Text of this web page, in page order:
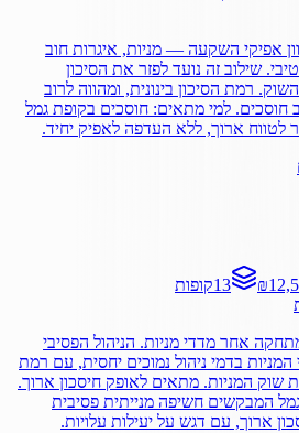
אפיקי השקעה — מניות, איגרות חוב
שילוב זה נועד לפזר את הסיכון
רמת הסיכון בינונית, ומהווה לרוב
חוסכים. למי מתאים: חוסכים בקופת גמל
לטווח ארוך, ללא העדפה לאפיק יחיד.
13קופות
אחר מדדי מניות. הניהול הפסיבי
בדמי ניהול נמוכים יחסית, עם רמת
שוק המניות. מתאים לאופק חיסכון ארוך.
המבקשים חשיפה מנייתית פסיבית
ארוך, עם דגש על יעילות עלויות.